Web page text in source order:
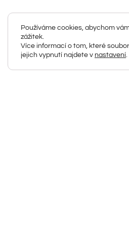
Používáme cookies, abychom
zážitek.
Více informací o tom, které
jejich vypnutí najdete v nastavení.